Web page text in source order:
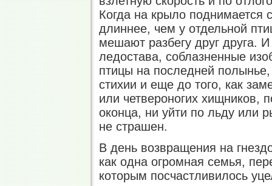
Когда на крыло поднимается
длиннее, чем у отдельной
мешают разбегу друг друга.
ледостава, соблазненные
птицы на последней
стихии и еще до того, как
или четвероногих хищников,
оконца, ни уйти по льду или
не страшен.
В день возвращения на
как одна огромная семья,
которым посчастливилось